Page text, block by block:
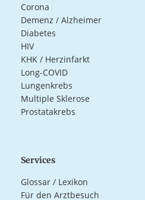
Corona
Demenz / Alzheimer
Diabetes
HIV
KHK / Herzinfarkt
Long-COVID
Lungenkrebs
Multiple Sklerose
Prostatakrebs
Services
Glossar / Lexikon
Für den Arztbesuch